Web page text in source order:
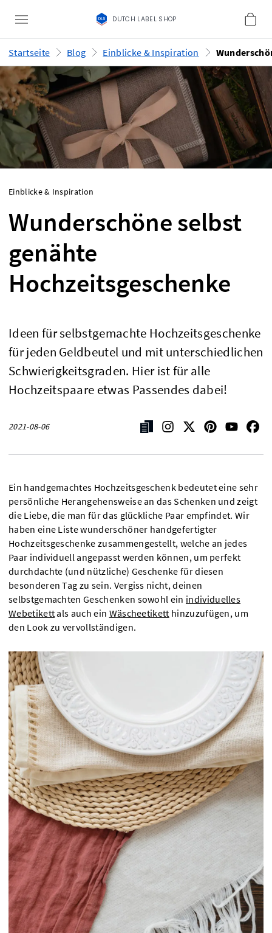
DUTCH LABEL SHOP
Startseite Blog Einblicke & Inspiration
Einblicke & Inspiration
Wunderschöne selbst
genähte
Hochzeitsgeschenke
Ideen für selbstgemachte Hochzeitsgeschenke
für jeden Geldbeutel und mit unterschiedlichen
Schwierigkeitsgraden. Hier ist für alle
Hochzeitspaare etwas Passendes dabei!
2021-08-06
Ein handgemachtes Hochzeitsgeschenk bedeutet eine sehr
persönliche Herangehensweise an das Schenken und zeigt
die Liebe, die man für das glückliche Paar empfindet. Wir
haben eine Liste wunderschöner handgefertigter
Hochzeitsgeschenke zusammengestellt, welche an jedes
Paar individuell angepasst werden können, um perfekt
durchdachte (und nützliche) Geschenke für diesen
besonderen Tag zu sein. Vergiss nicht, deinen
selbstgemachten Geschenken sowohl ein individuelles
Webetikettals auch ein Wäscheetikett hinzuzufügen, um
den Look zu vervollständigen.